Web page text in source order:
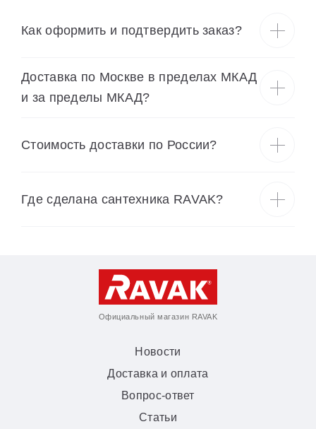
Как оформить и подтвердить заказ?
Доставка по Москве в пределах МКАД
и за пределы МКАД?
Cтоимость доставки по России?
Где сделана сантехника RAVAK?
Официальный магазин RAVAK
Новости
Доставка и оплата
Вопрос-ответ
Статьи